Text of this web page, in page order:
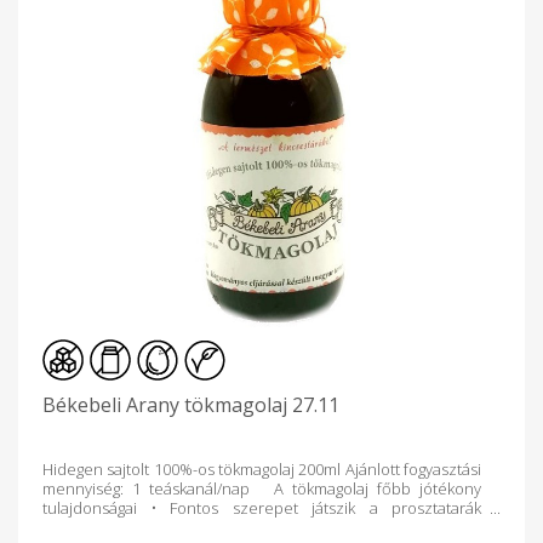
Békebeli Arany tökmagolaj 27.11
Hidegen sajtolt 100%-os tökmagolaj 200ml Ajánlott fogyasztási
mennyiség: 1 teáskanál/nap A tökmagolaj főbb jótékony
tulajdonságai • Fontos szerepet játszik a prosztatarák